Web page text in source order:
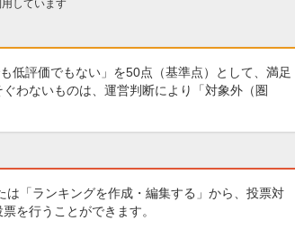
しています
低評価でもない」を50点（基準点）として、満足
わないものは、運営判断により「対象外（圏
「ランキングを作成・編集する」から、投票対
を行うことができます。